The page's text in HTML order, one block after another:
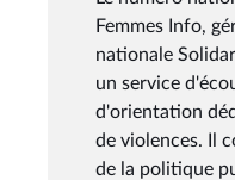
Femmes Info,
nationale
un service
d'orientation
de violences. Il
de la politique